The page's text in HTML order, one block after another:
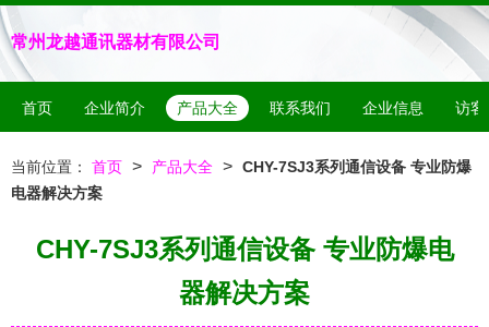
常州龙越通讯器材有限公司
首页 企业简介 产品大全 联系我们 企业信息 访客
当前位置： 首页 > 产品大全 > CHY-7SJ3系列通信设备 专业防爆
电器解决方案
CHY-7SJ3系列通信设备 专业防爆电
器解决方案